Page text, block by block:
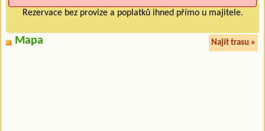
Rezervace bez provize a poplatků ihned přímo u majitele.
Mapa Najít trasu »